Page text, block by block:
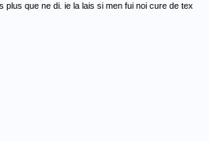
que ne di. ie la lais si men fui noi cure de tex